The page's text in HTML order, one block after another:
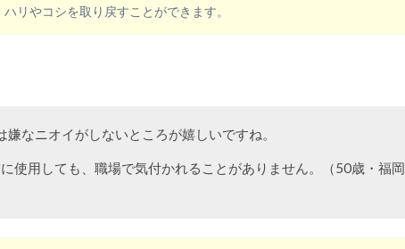
リやコシを取り戻すことができます。
嫌なニオイがしないところが嬉しいですね。
使用しても、職場で気付かれることがありません。（50歳・福岡